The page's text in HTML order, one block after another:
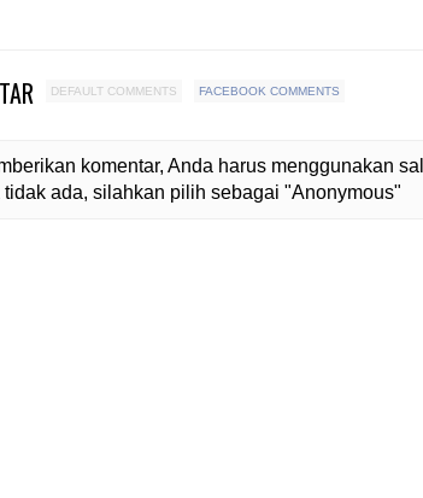
DEFAULT COMMENTS FACEBOOK COMMENTS
komentar, Anda harus menggunakan
ada, silahkan pilih sebagai "Anonymous"